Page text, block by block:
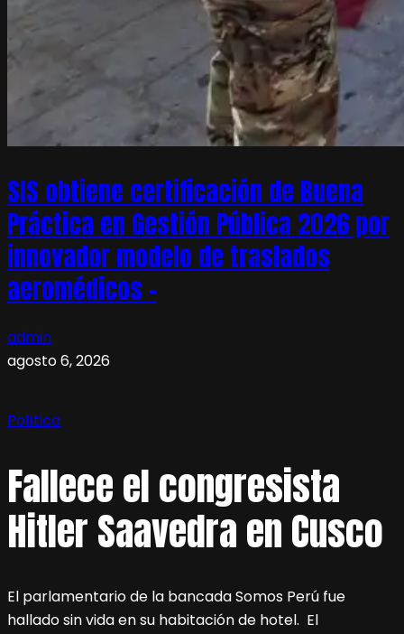
SIS obtiene certificación de Buena
Práctica en Gestión Pública 2026 por
innovador modelo de traslados
aeromédicos –
admin
agosto 6, 2026
Política
Fallece el congresista
Hitler Saavedra en Cusco
El parlamentario de la bancada Somos Perú fue
hallado sin vida en su habitación de hotel. El